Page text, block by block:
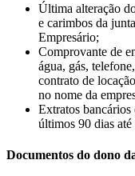
Última alteração
e carimbos da
Empresário;
Comprovante de
água, gás,
contrato de
no nome da
Extratos bancários
últimos 90 dias
Documentos do dono